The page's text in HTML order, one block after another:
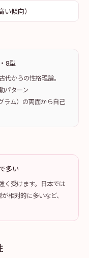
傾向）
8型
からの性格理論。
パターン
ラム）の両面から自己
多い
く受けます。日本では
相対的に多いなど、